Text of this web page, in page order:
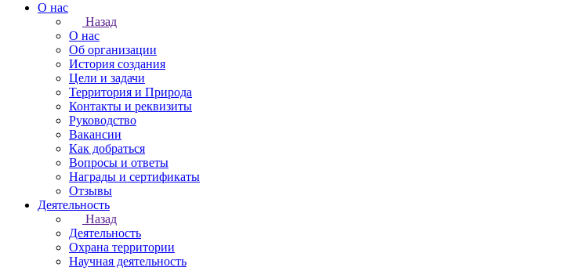
О нас
Назад
О нас
Об организации
История создания
Цели и задачи
Территория и Природа
Контакты и реквизиты
Руководство
Вакансии
Как добраться
Вопросы и ответы
Награды и сертификаты
Отзывы
Деятельность
Назад
Деятельность
Охрана территории
Научная деятельность